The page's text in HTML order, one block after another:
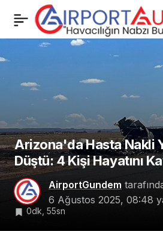
Arizona'da Hasta Nakli
Düştü: 4 Kişi Hayatını
AirportGundem
6 Ağustos 2025, 08:48
0dk, 55sn
Malta Havayolları’nda
Alkol ve Uyuşturucu
Skandalı